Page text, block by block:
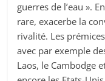
guerres de l’eau ».
rare, exacerbe la
rivalité. Les
avec par exemple
Laos, le Cambodge